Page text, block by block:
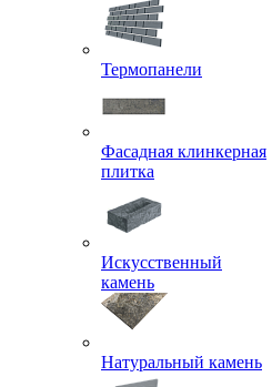
Термопанели
Фасадная клинкерная
плитка
Искусственный
камень
Натуральный камень